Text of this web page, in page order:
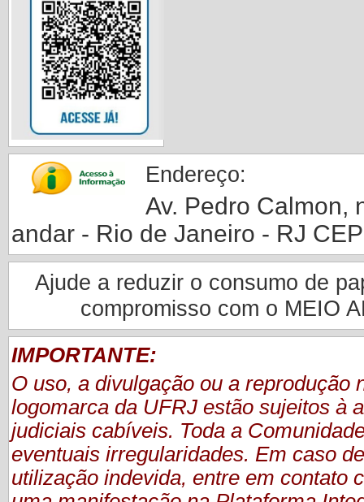
Endereço:
Av. Pedro Calmon,
andar - Rio de Janeiro - RJ
Ajude a reduzir o consumo de
compromisso com o MEIO
IMPORTANTE:
O uso, a divulgação ou a reprodução
logomarca da UFRJ estão sujeitos à
judiciais cabíveis. Toda a
eventuais irregularidades. Em caso
utilização indevida, entre em contato